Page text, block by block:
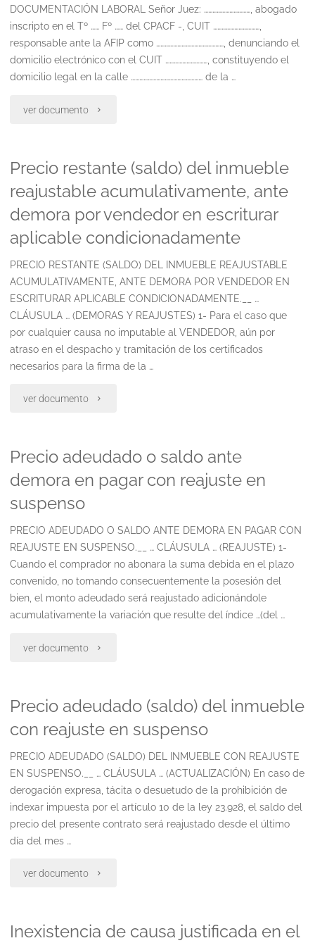
DOCUMENTACIÓN LABORAL Señor Juez: ……………………………, abogado
inscripto en el Tº …… Fº …… del CPACF -, CUIT ……………………………,
responsable ante la AFIP como …………………………………………, denunciando el
domicilio electrónico con el CUIT …………………………, constituyendo el
domicilio legal en la calle …………………………………………… de la …
ver documento "Despido
causa.
solicitud
de
Precio restante (saldo) del inmueble
reajustable acumulativamente, ante
demora por vendedor en escriturar
aplicable condicionadamente
PRECIO RESTANTE (SALDO) DEL INMUEBLE REAJUSTABLE
ACUMULATIVAMENTE, ANTE DEMORA POR VENDEDOR EN
ESCRITURAR APLICABLE CONDICIONADAMENTE.__ …
CLÁUSULA … (DEMORAS Y REAJUSTES) 1- Para el caso que
por cualquier causa no imputable al VENDEDOR, aún por
atraso en el despacho y tramitación de los certificados
necesarios para la firma de la …
ver documento "Precio
(saldo)
del
acumulativamente,
ante
por
en
escriturar
aplicable
condicionadamente"
Precio adeudado o saldo ante
demora en pagar con reajuste en
suspenso
PRECIO ADEUDADO O SALDO ANTE DEMORA EN PAGAR CON
REAJUSTE EN SUSPENSO.__ … CLÁUSULA … (REAJUSTE) 1-
Cuando el comprador no abonara la suma debida en el plazo
convenido, no tomando consecuentemente la posesión del
bien, el monto adeudado será reajustado adicionándole
acumulativamente la variación que resulte del índice …(del …
ver documento "Precio
o
saldo
ante
demora
en
con
en
Precio adeudado (saldo) del inmueble
con reajuste en suspenso
PRECIO ADEUDADO (SALDO) DEL INMUEBLE CON REAJUSTE
EN SUSPENSO.__ … CLÁUSULA … (ACTUALIZACIÓN) En caso de
derogación expresa, tácita o desuetudo de la prohibición de
indexar impuesta por el artículo 10 de la ley 23.928, el saldo del
precio del presente contrato será reajustado desde el último
día del mes …
ver documento "Precio
(saldo)
Inexistencia de causa justificada en el